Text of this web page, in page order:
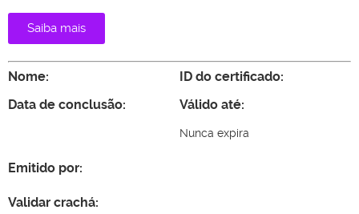
Saiba mais
Nome:
Data de conclusão:
ID do certificado:
Válido até:
Nunca expira
Emitido por:
Validar crachá: